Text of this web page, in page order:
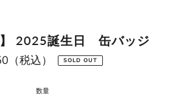
】 2025誕生日 缶バッジ
通
（税込） SOLD OUT
数量